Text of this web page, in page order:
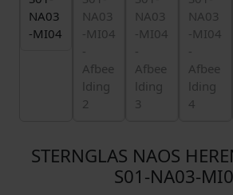
STERNGLAS NAOS
S01-NA03-